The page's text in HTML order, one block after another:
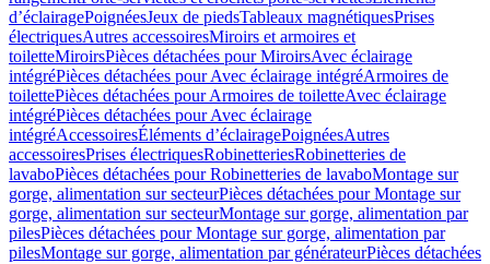
d’éclairagePoignéesJeux de piedsTableaux magnétiquesPrises
électriquesAutres accessoiresMiroirs et armoires et
toiletteMiroirsPièces détachées pour MiroirsAvec éclairage
intégréPièces détachées pour Avec éclairage intégréArmoires de
toilettePièces détachées pour Armoires de toiletteAvec éclairage
intégréPièces détachées pour Avec éclairage
intégréAccessoiresÉléments d’éclairagePoignéesAutres
accessoiresPrises électriquesRobinetteriesRobinetteries de
lavaboPièces détachées pour Robinetteries de lavaboMontage sur
gorge, alimentation sur secteurPièces détachées pour Montage sur
gorge, alimentation sur secteurMontage sur gorge, alimentation par
pilesPièces détachées pour Montage sur gorge, alimentation par
pilesMontage sur gorge, alimentation par générateurPièces détachées